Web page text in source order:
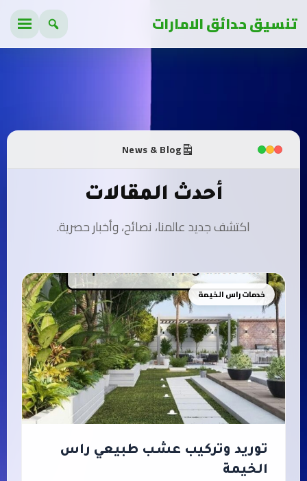
تنسيق حدائق الامارات
News & Blog
أحدث المقالات
اكتشف جديد عالمنا، نصائح، وأخبار حصرية.
خدمات راس الخيمة
توريد وتركيب عشب طبيعي راس
الخيمة